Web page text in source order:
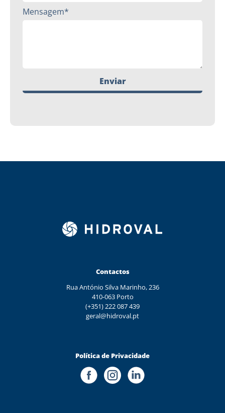
Mensagem*
Enviar
Contactos
Rua António Silva Marinho, 236
410-063 Porto
(+351) 222 087 439
geral@hidroval.pt
Política de Privacidade